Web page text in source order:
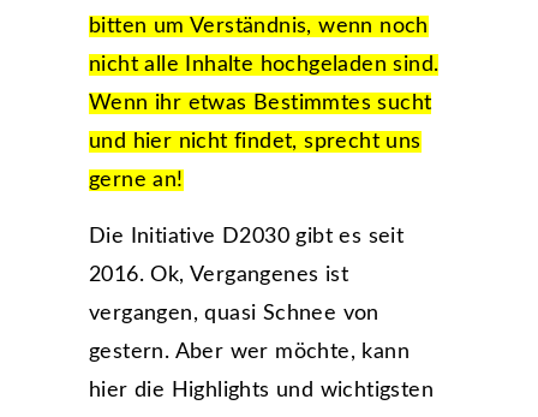
bitten um Verständnis, wenn noch
nicht alle Inhalte hochgeladen sind.
Wenn ihr etwas Bestimmtes sucht
und hier nicht findet, sprecht uns
gerne an!
Die Initiative D2030 gibt es seit
2016. Ok, Vergangenes ist
vergangen, quasi Schnee von
gestern. Aber wer möchte, kann
hier die Highlights und wichtigsten